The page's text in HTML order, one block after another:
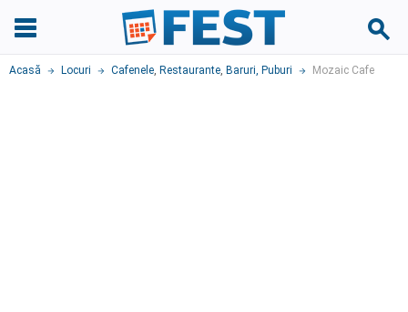
Acasă Locuri Cafenele, Restaurante, Baruri, Puburi Mozaic Cafe